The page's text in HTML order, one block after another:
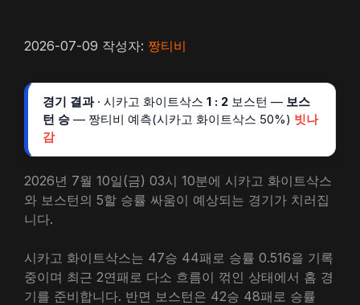
2026-07-09 작성자: 짱티비
경기 결과· 시카고 화이트삭스 1 : 2 보스턴 — 보스
턴 승 — 짱티비 예측(시카고 화이트삭스 50%) 빗나
감
2026년 7월 10일(금) 03시 10분에 시카고 화이트삭스
와 보스턴의 5할 승률 싸움이 예상되는 경기가 치러집
니다.
시카고 화이트삭스는 47승 44패로 승률 0.516을 기록
중이며 최근 2연패로 다소 흐름이 꺾인 상태에서 홈 경
기를 준비합니다. 반면 보스턴은 42승 48패로 승률